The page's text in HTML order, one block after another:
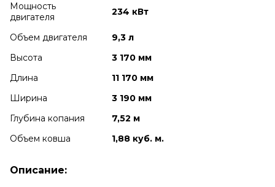
Мощность
двигателя
234 кВт
Объем двигателя
9,3 л
Высота
3 170 мм
Длина
11 170 мм
Ширина
3 190 мм
Глубина копания
7,52 м
Объем ковша
1,88 куб. м.
Описание: